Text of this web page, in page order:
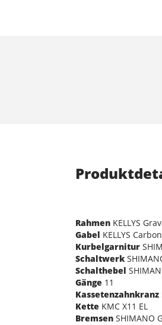
Rahmen KELLYS
Gabel KELLYS
Kurbelgarnitur
Schaltwerk
Schalthebel
Gänge 11
Kassetenzahnkranz
Kette KMC X11 EL
Bremsen SHIMANO